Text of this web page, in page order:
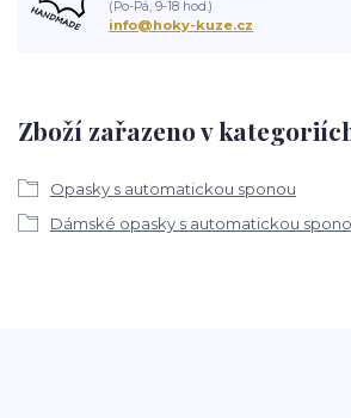
Zboží zařazeno v
Opasky s automatickou sponou
Dámské opasky s automatickou
(Po-Pá, 9-18 hod.)
info@hoky-kuze.cz